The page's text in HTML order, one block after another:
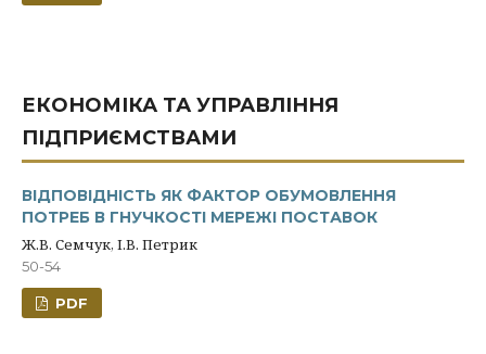
ЕКОНОМІКА ТА УПРАВЛІННЯ
ПІДПРИЄМСТВАМИ
ВІДПОВІДНІСТЬ ЯК ФАКТОР ОБУМОВЛЕННЯ
ПОТРЕБ В ГНУЧКОСТІ МЕРЕЖІ ПОСТАВОК
Ж.В. Семчук, І.В. Петрик
50-54
PDF